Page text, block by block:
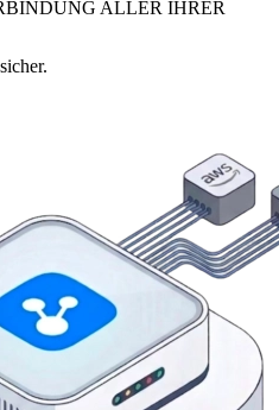
ALLER IHRER